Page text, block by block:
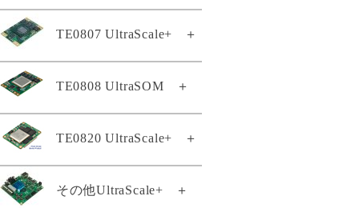
TEI0003-03-QFCT4A
TEI0004-02
TEI0005-02
TEI0005-02-T
TEI0006-03-220-5I
TEI0006-04-ALE13A
TEI0006-04-API23A
TEI0006-05-API23A
TEM0005-02-010I
TEM0007-01-CAA11-A
TEM0007-01-CAD31-A
TEM0007-01-CBD11-A
TEM0007-01-CHE11-A
TEMB0001-01
TEMB0005-01
TEMB0005-02
TE0703-07
TE0705-04
TE0706-04-A
TEB0707-02
TEB0724-02
TEB0728-02
TEB0729-03A
TEB0745-02
TE0803-04-2AE11-A
TE0803-04-2BE11-A
TE0803-04-3AE11-A
TE0803-04-3AE11-AK
TE0803-04-3BE11-A
TE0803-04-4AE11-A
TE0803-04-4BE11-A
TE0807 UltraScale+ ＋
TE0807専用ヒートシンク
TE0807-02-4BE21-A
TE0807-02-5AI21-A
TE0807-03-4AI21-A
TE0808 UltraSOM ＋
TE0808スタータキット
TE0808-04-06EG-1E3
TE0808-05-6BE21-A
TE0820 UltraScale+ ＋
TE0820-05-2BE21MA
その他UltraScale+ ＋